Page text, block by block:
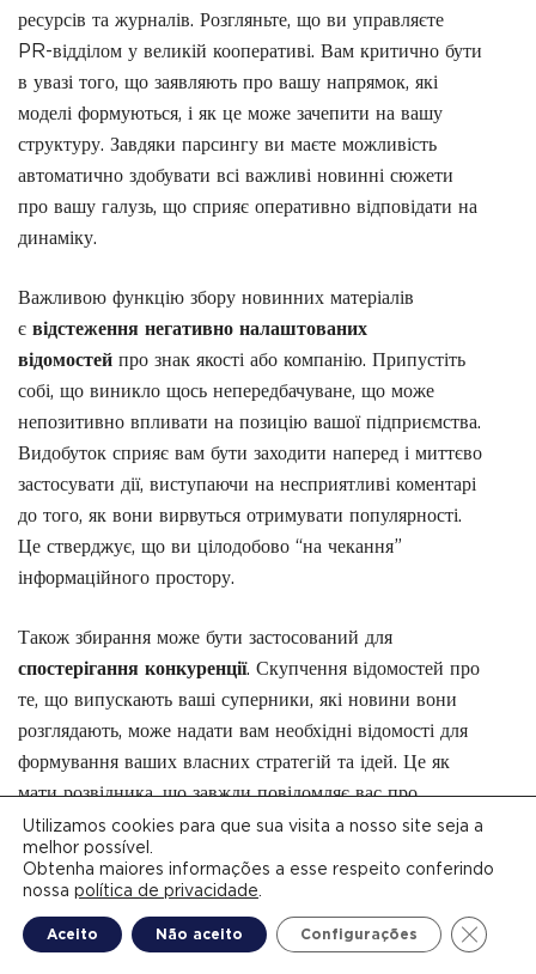
ресурсів та журналів. Розгляньте, що ви управляєте
PR-відділом у великій кооперативі. Вам критично бути
в увазі того, що заявляють про вашу напрямок, які
моделі формуються, і як це може зачепити на вашу
структуру. Завдяки парсингу ви маєте можливість
автоматично здобувати всі важливі новинні сюжети
про вашу галузь, що сприяє оперативно відповідати на
динаміку.
Важливою функцію збору новинних матеріалів
є відстеження негативно налаштованих
відомостей про знак якості або компанію. Припустіть
собі, що виникло щось непередбачуване, що може
непозитивно впливати на позицію вашої підприємства.
Видобуток сприяє вам бути заходити наперед і миттєво
застосувати дії, виступаючи на несприятливі коментарі
до того, як вони вирвуться отримувати популярності.
Це стверджує, що ви цілодобово “на чекання”
інформаційного простору.
Також збирання може бути застосований для
спостерігання конкуренції. Скупчення відомостей про
те, що випускають ваші суперники, які новини вони
розглядають, може надати вам необхідні відомості для
формування ваших власних стратегій та ідей. Це як
мати розвідника, що завжди повідомляє вас про
важливі новини на ринку.
І не не залишайте поза увагою про аналіз тенденцій
Обробка новин надає здатність відкривати набираючі
силу теми або предмети, які активно розглядаються. Це
Utilizamos cookies para que sua visita a nosso site seja a
melhor possível.
Obtenha maiores informações a esse respeito conferindo
nossa política de privacidade
Aceito Não aceito Configurações Close